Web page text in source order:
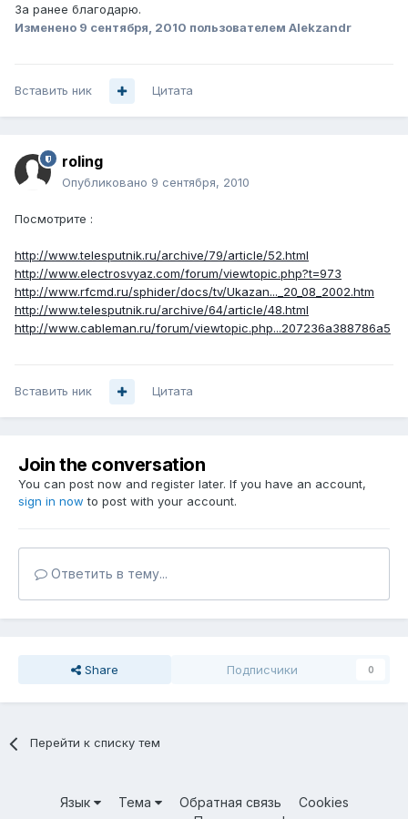
За ранее благодарю.
Изменено 9 сентября, 2010 пользователем Alekzandr
Вставить ник Цитата
roling
Опубликовано 9 сентября, 2010
Посмотрите :
http://www.telesputnik.ru/archive/79/article/52.html
http://www.electrosvyaz.com/forum/viewtopic.php?t=973
http://www.rfcmd.ru/sphider/docs/tv/Ukazan..._20_08_2002.htm
http://www.telesputnik.ru/archive/64/article/48.html
http://www.cableman.ru/forum/viewtopic.php...207236a388786a5
Вставить ник Цитата
Join the conversation
You can post now and register later. If you have an account,
sign in now to post with your account.
Ответить в тему...
Share Подписчики 0
Перейти к списку тем
Язык Тема Обратная связь
Cookies